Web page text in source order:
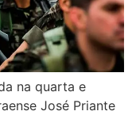
na quarta e
José Priante